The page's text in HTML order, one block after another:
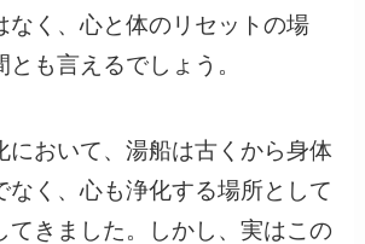
なく、心と体のリセットの場
も言えるでしょう。
において、湯船は古くから身体
なく、心も浄化する場所として
てきました。しかし、実はこの